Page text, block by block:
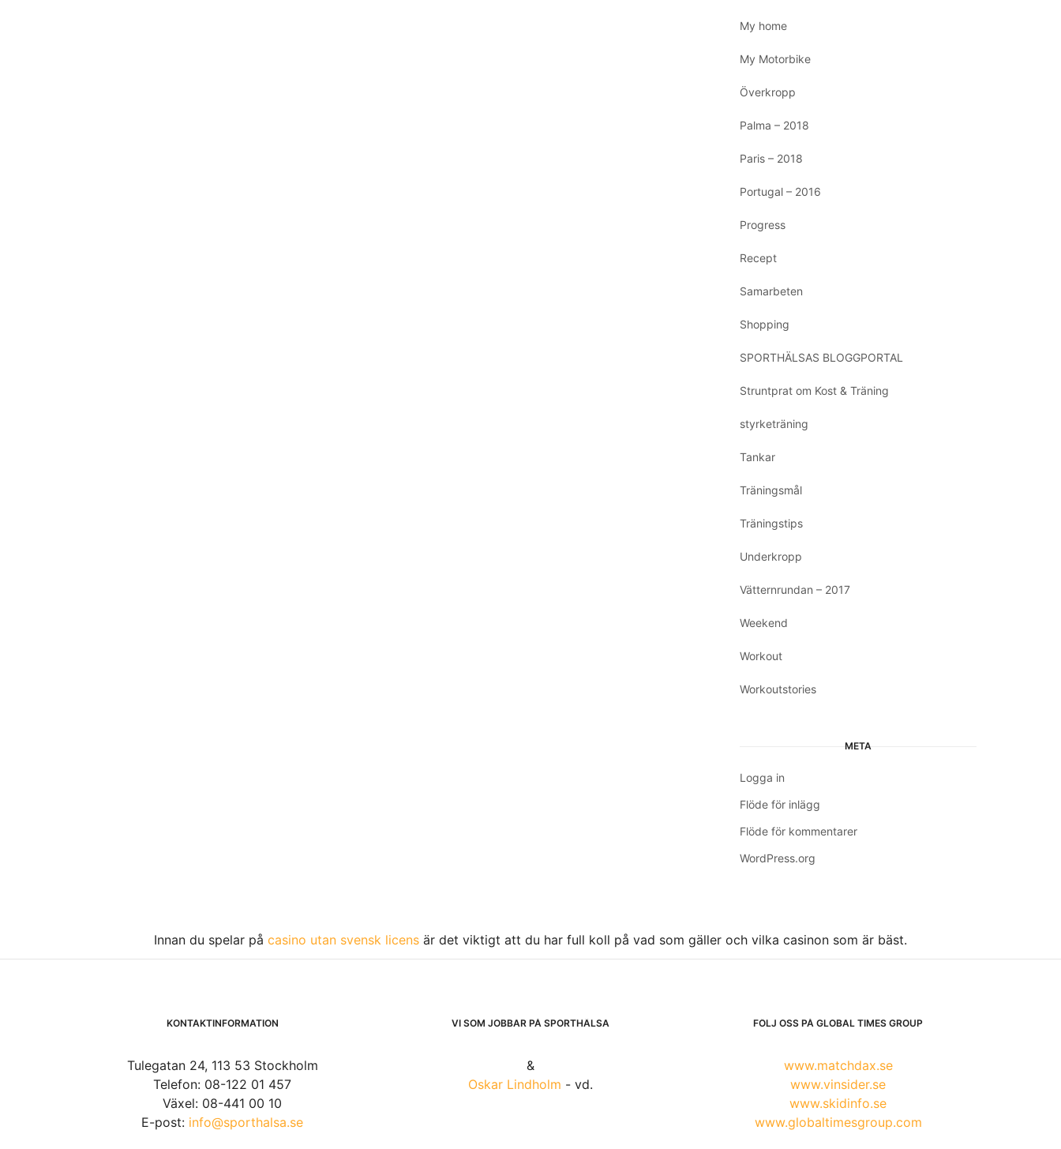
My home
My Motorbike
Överkropp
Palma – 2018
Paris – 2018
Portugal – 2016
Progress
Recept
Samarbeten
Shopping
SPORTHÄLSAS BLOGGPORTAL
Struntprat om Kost & Träning
styrketräning
Tankar
Träningsmål
Träningstips
Underkropp
Vätternrundan – 2017
Weekend
Workout
Workoutstories
META
Logga in
Flöde för inlägg
Flöde för kommentarer
WordPress.org
Innan du spelar på casino utan svensk licens är det viktigt att du har full koll på vad som gäller och vilka casinon som är bäst.
KONTAKTINFORMATION
Tulegatan 24, 113 53 Stockholm
Telefon: 08-122 01 457
Växel: 08-441 00 10
E-post: info@sporthalsa.se
VI SOM JOBBAR PÅ SPORTHÄLSA
&
Oskar Lindholm - vd.
FÖLJ OSS PÅ GLOBAL TIMES GROUP
www.matchdax.se
www.vinsider.se
www.skidinfo.se
www.globaltimesgroup.com